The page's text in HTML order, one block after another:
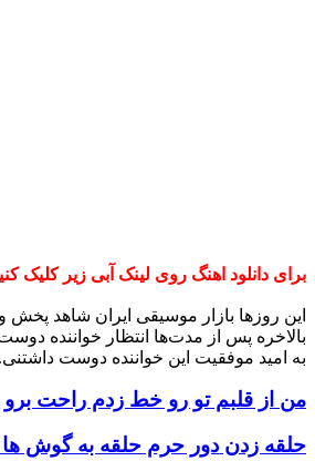
برای دانلود اهنگ روی لینک آبی زیر کلیک
این روزها بازار موسیقی ایران شاهد
بالاخره پس از مدت‌ها انتظار خواننده
به امید موفقیت این خواننده دوست
من از قلبم تو رو خط زدم راحت برو
حلقه زدن دور حرم حلقه به گوش ها